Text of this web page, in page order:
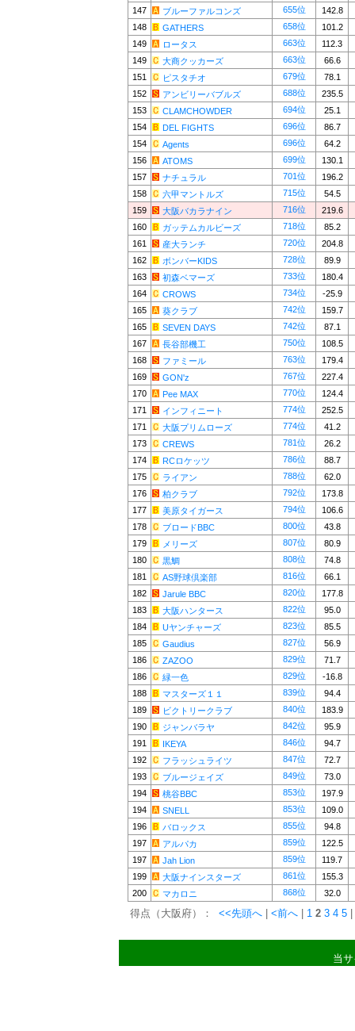
147
ブルーファルコンズ 655位
142.8
148
GATHERS 658位
101.2
149
ロータス 663位
112.3
149
大商クッカーズ 663位
66.6
151
ピスタチオ 679位
78.1
152
アンビリーバブルズ 688位
235.5
153
CLAMCHOWDER 694位
25.1
154
DEL FIGHTS 696位
86.7
154
Agents 696位
64.2
156
ATOMS 699位
130.1
157
ナチュラル 701位
196.2
158
六甲マントルズ 715位
54.5
159
大阪バカラナイン 716位
219.6
160
ガッテムカルビーズ 718位
85.2
161
産大ランチ 720位
204.8
162
ボンバーKIDS 728位
89.9
163
初森ベマーズ 733位
180.4
164
CROWS 734位
-25.9
165
葵クラブ 742位
159.7
165
SEVEN DAYS 742位
87.1
167
長谷部機工 750位
108.5
168
ファミール 763位
179.4
169
GON'z 767位
227.4
170
Pee MAX 770位
124.4
171
インフィニート 774位
252.5
171
大阪プリムローズ 774位
41.2
173
CREWS 781位
26.2
174
RCロケッツ 786位
88.7
175
ライアン 788位
62.0
176
柏クラブ 792位
173.8
177
美原タイガース 794位
106.6
178
ブロードBBC 800位
43.8
179
メリーズ 807位
80.9
180
黒鯛 808位
74.8
181
AS野球倶楽部 816位
66.1
182
Jarule BBC 820位
177.8
183
大阪ハンタース 822位
95.0
184
Uヤンチャーズ 823位
85.5
185
Gaudius 827位
56.9
186
ZAZOO 829位
71.7
186
緑一色 829位
-16.8
188
マスターズ１１ 839位
94.4
189
ビクトリークラブ 840位
183.9
190
ジャンバラヤ 842位
95.9
191
IKEYA 846位
94.7
192
フラッシュライツ 847位
72.7
193
ブルージェイズ 849位
73.0
194
桃谷BBC 853位
197.9
194
SNELL 853位
109.0
196
バロックス 855位
94.8
197
アルパカ 859位
122.5
197
Jah Lion 859位
119.7
199
大阪ナインスターズ 861位
155.3
200
マカロニ 868位 32.0
得点（大阪府）： <<先頭へ <前へ 1 2 3 4 5
当